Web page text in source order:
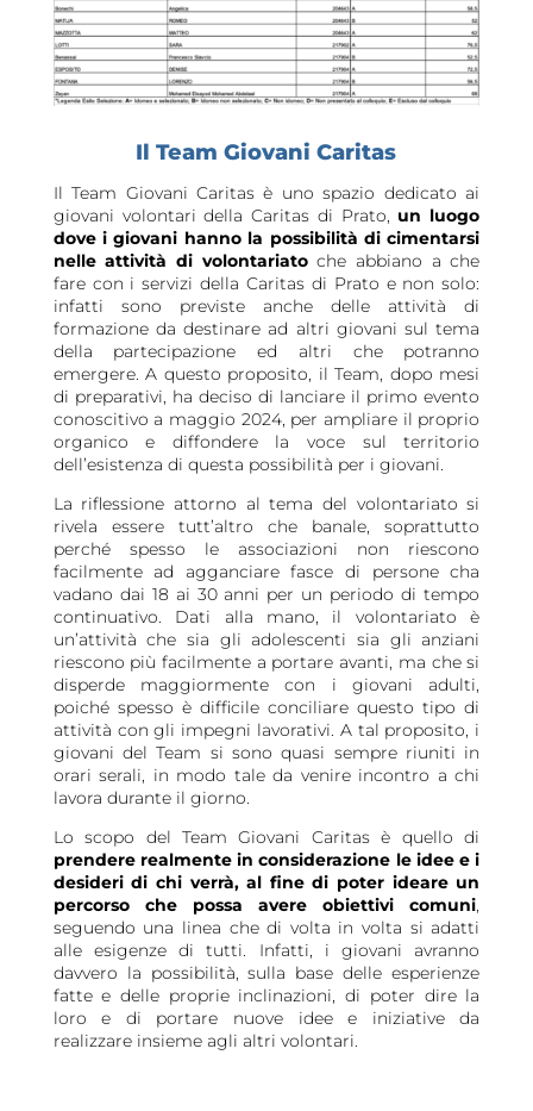
Il Team Giovani Caritas
Il Team Giovani Caritas è uno spazio dedicato ai
giovani volontari della Caritas di Prato, un luogo
dove i giovani hanno la possibilità di cimentarsi
nelle attività di volontariatoche abbiano a che
fare con i servizi della Caritas di Prato e non solo:
infatti sono previste anche delle attività di
formazione da destinare ad altri giovani sul tema
della partecipazione ed altri che potranno
emergere. A questo proposito, il Team, dopo mesi
di preparativi, ha deciso di lanciare il primo evento
conoscitivo a maggio 2024, per ampliare il proprio
organico e diffondere la voce sul territorio
dell’esistenza di questa possibilità per i giovani.
La riflessione attorno al tema del volontariato si
rivela essere tutt’altro che banale, soprattutto
perché spesso le associazioni non riescono
facilmente ad agganciare fasce di persone cha
vadano dai 18 ai 30 anni per un periodo di tempo
continuativo. Dati alla mano, il volontariato è
un’attività che sia gli adolescenti sia gli anziani
riescono più facilmente a portare avanti, ma che si
disperde maggiormente con i giovani adulti,
poiché spesso è difficile conciliare questo tipo di
attività con gli impegni lavorativi. A tal proposito, i
giovani del Team si sono quasi sempre riuniti in
orari serali, in modo tale da venire incontro a chi
lavora durante il giorno.
Lo scopo del Team Giovani Caritas è quello di
prendere realmente in considerazione le idee e i
desideri di chi verrà, al fine di poter ideare un
percorso che possa avere obiettivi comuni,
seguendo una linea che di volta in volta si adatti
alle esigenze di tutti. Infatti, i giovani avranno
davvero la possibilità, sulla base delle esperienze
fatte e delle proprie inclinazioni, di poter dire la
loro e di portare nuove idee e iniziative da
realizzare insieme agli altri volontari.